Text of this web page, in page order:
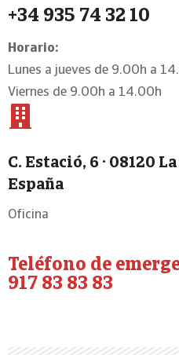
+34 935 74 32 10
Horario:
Lunes a jueves de 9.00h a
Viernes de 9.00h a 14.00h
C. Estació, 6 · 08120
España
Oficina
Teléfono de
917 83 83 83